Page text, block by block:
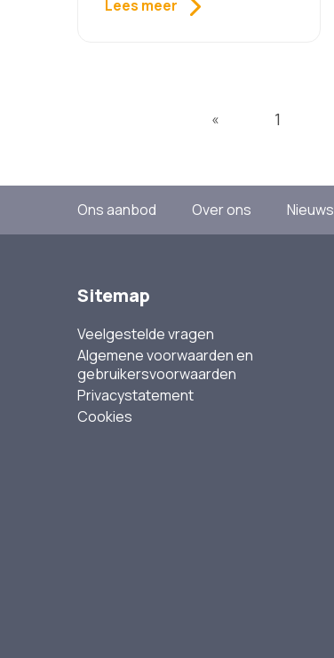
Lees meer
« 1
Ons aanbod Over ons Nieuws
Sitemap
Veelgestelde vragen
Algemene voorwaarden en
gebruikersvoorwaarden
Privacystatement
Cookies